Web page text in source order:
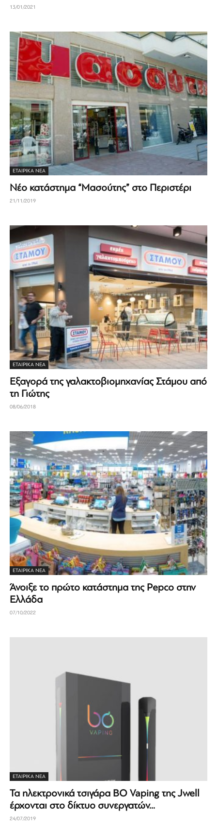
13/01/2021
ΕΤΑΙΡΙΚΆ ΝΈΑ
Νέο κατάστημα “Μασούτης” στο Περιστέρι
21/11/2019
ΕΤΑΙΡΙΚΆ ΝΈΑ
Εξαγορά της γαλακτοβιομηχανίας Στάμου από
τη Γιώτης
08/06/2018
ΕΤΑΙΡΙΚΆ ΝΈΑ
Άνοιξε το πρώτο κατάστημα της Pepco στην
Ελλάδα
07/10/2022
ΕΤΑΙΡΙΚΆ ΝΈΑ
Τα ηλεκτρονικά τσιγάρα BO Vaping της Jwell
έρχονται στο δίκτυο συνεργατών...
24/07/2019